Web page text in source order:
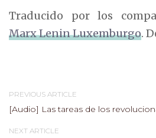
Traducido por los
Marx Lenin Luxemburgo.
PREVIOUS ARTICLE
[Audio] Las tareas de los
NEXT ARTICLE